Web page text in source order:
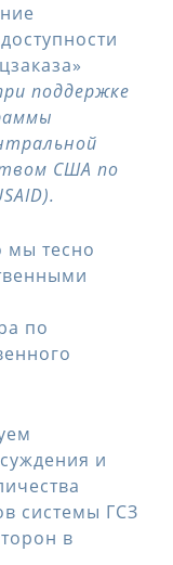
поддержке
США по
мы тесно
по
и
системы ГСЗ
в